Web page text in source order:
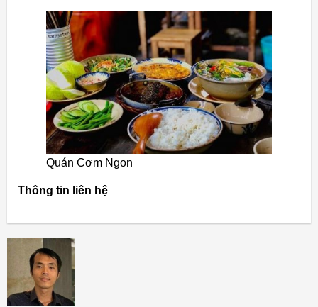
Quán Cơm Ngon
Thông tin liên hệ